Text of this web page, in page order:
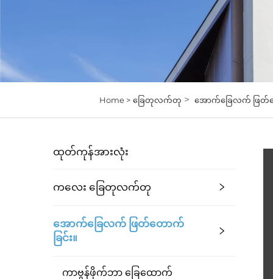
Home > ခြေတုလက်တု > အောက်ခြေလက် ဖြတ်တ
ထုတ်ကုန်အားလုံး
ကလေး ခြေတုလက်တု
အောက်ခြေလက် ဖြတ်တောက်
ခြင်း။
ကာဗွန်ဖိုက်ဘာ ခြေထောက်